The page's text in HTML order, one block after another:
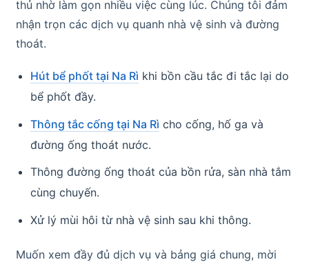
thủ nhờ làm gọn nhiều việc cùng lúc. Chúng tôi đảm
nhận trọn các dịch vụ quanh nhà vệ sinh và đường
thoát.
Hút bể phốt tại Na Rì khi bồn cầu tắc đi tắc lại do
bể phốt đầy.
Thông tắc cống tại Na Rì cho cống, hố ga và
đường ống thoát nước.
Thông đường ống thoát của bồn rửa, sàn nhà tắm
cùng chuyến.
Xử lý mùi hôi từ nhà vệ sinh sau khi thông.
Muốn xem đầy đủ dịch vụ và bảng giá chung, mời